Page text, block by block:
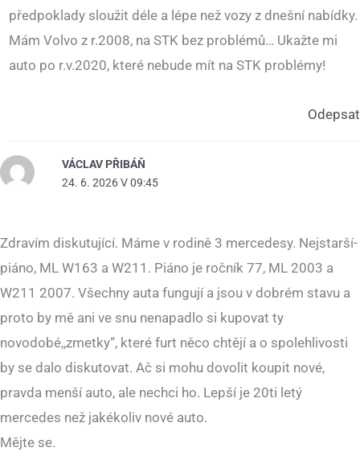
předpoklady sloužit déle a lépe než vozy z dnešní nabídky.
Mám Volvo z r.2008, na STK bez problémů… Ukažte mi
auto po r.v.2020, které nebude mít na STK problémy!
Odepsat
VÁCLAV PŘIBÁŇ
24. 6. 2026 V 09:45
Zdravím diskutující. Máme v rodině 3 mercedesy. Nejstarší-
piáno, ML W163 a W211. Piáno je ročník 77, ML 2003 a
W211 2007. Všechny auta fungují a jsou v dobrém stavu a
proto by mě ani ve snu nenapadlo si kupovat ty
novodobé,,zmetky“, které furt něco chtějí a o spolehlivosti
by se dalo diskutovat. Ač si mohu dovolit koupit nové,
pravda menší auto, ale nechci ho. Lepší je 20ti letý
mercedes než jakékoliv nové auto.
Mějte se.